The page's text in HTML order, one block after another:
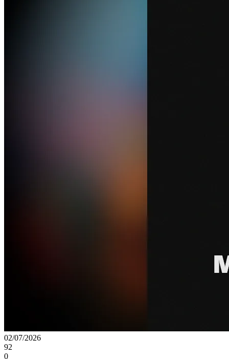
02/07/2026
92
0